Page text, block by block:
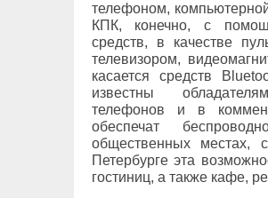
телефоном,
КПК, конечно, с
средств, в качестве
телевизором,
касается средств
известны
телефонов и в
обеспечат
общественных местах,
Петербурге эта
гостиниц, а также кафе,